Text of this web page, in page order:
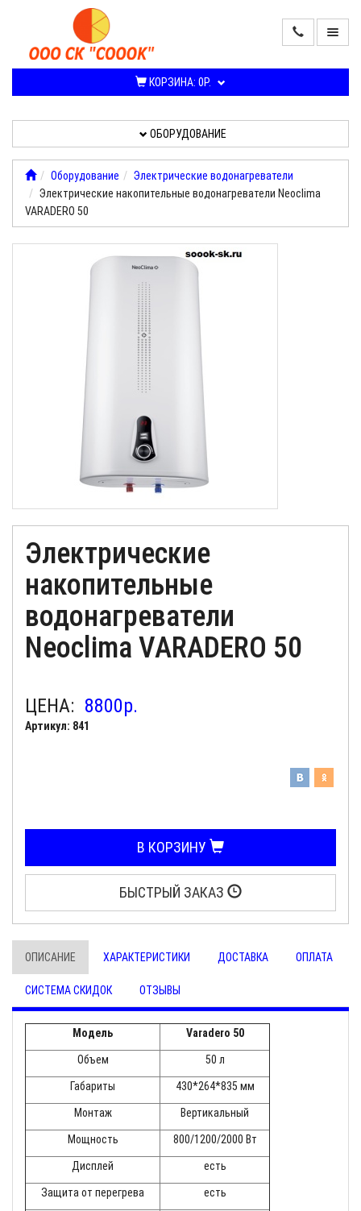
КОРЗИНА: 0Р.
ПРОДАЖА
СИСТЕМ
УСЛУГИ,
РАБОТЫ
ОБОРУДОВАНИЕ
Оборудование
Электрические водонагреватели
Электрические накопительные водонагреватели Neoclima
VARADERO 50
Электрические
накопительные
водонагреватели
Neoclima VARADERO 50
ЦЕНА: 8800р.
Артикул: 841
В КОРЗИНУ
БЫСТРЫЙ ЗАКАЗ
ОПИСАНИЕ ХАРАКТЕРИСТИКИ ДОСТАВКА ОПЛАТА
СИСТЕМА СКИДОК ОТЗЫВЫ
Модель Varadero 50
Объем 50 л
Габариты 430*264*835 мм
Монтаж Вертикальный
Мощность 800/1200/2000 Вт
Дисплей есть
Защита от перегрева есть